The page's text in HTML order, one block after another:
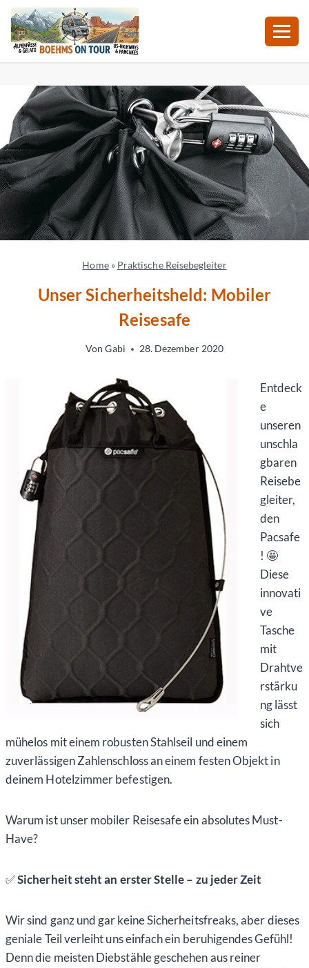
springen
Home» Praktische Reisebegleiter
Unser Sicherheitsheld: Mobiler
Reisesafe
Von Gabi 28. Dezember 2020
Entdeck
e
unseren
unschla
gbaren
Reisebe
gleiter,
den
Pacsafe
! 🤩
Diese
innovati
ve
Tasche
mit
Drahtve
rstärku
ng lässt
sich
mühelos mit einem robusten Stahlseil und einem
zuverlässigen Zahlenschloss an einem festen Objekt in
deinem Hotelzimmer befestigen.
Warum ist unser mobiler Reisesafe ein absolutes Must-
Have?
✅Sicherheit steht an erster Stelle – zu jeder Zeit
Wir sind ganz und gar keine Sicherheitsfreaks, aber dieses
geniale Teil verleiht uns einfach ein beruhigendes Gefühl!
Denn die meisten Diebstähle geschehen aus reiner